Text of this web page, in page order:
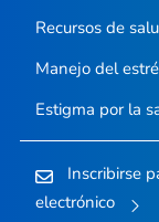
Recursos de
Manejo del
Estigma por la
Inscribirse
electrónico